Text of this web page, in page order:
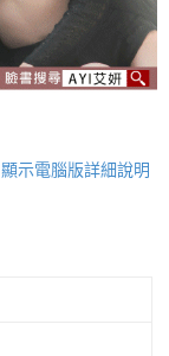
顯示電腦版詳細說明